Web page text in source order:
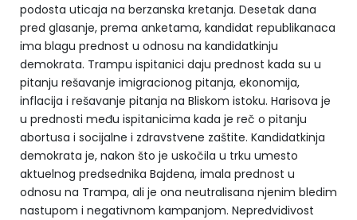
podosta uticaja na berzanska kretanja. Desetak dana
pred glasanje, prema anketama, kandidat republikanaca
ima blagu prednost u odnosu na kandidatkinju
demokrata. Trampu ispitanici daju prednost kada su u
pitanju rešavanje imigracionog pitanja, ekonomija,
inflacija i rešavanje pitanja na Bliskom istoku. Harisova je
u prednosti među ispitanicima kada je reč o pitanju
abortusa i socijalne i zdravstvene zaštite. Kandidatkinja
demokrata je, nakon što je uskočila u trku umesto
aktuelnog predsednika Bajdena, imala prednost u
odnosu na Trampa, ali je ona neutralisana njenim bledim
nastupom i negativnom kampanjom. Nepredvidivost